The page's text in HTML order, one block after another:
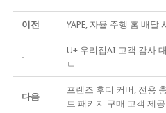
이전 YAPE, 자율 주행 홈 배달
-
U+ 우리집AI 고객 감사
ㄷ
다음
프렌즈 후디 커버, 전용
트 패키지 구매 고객 제